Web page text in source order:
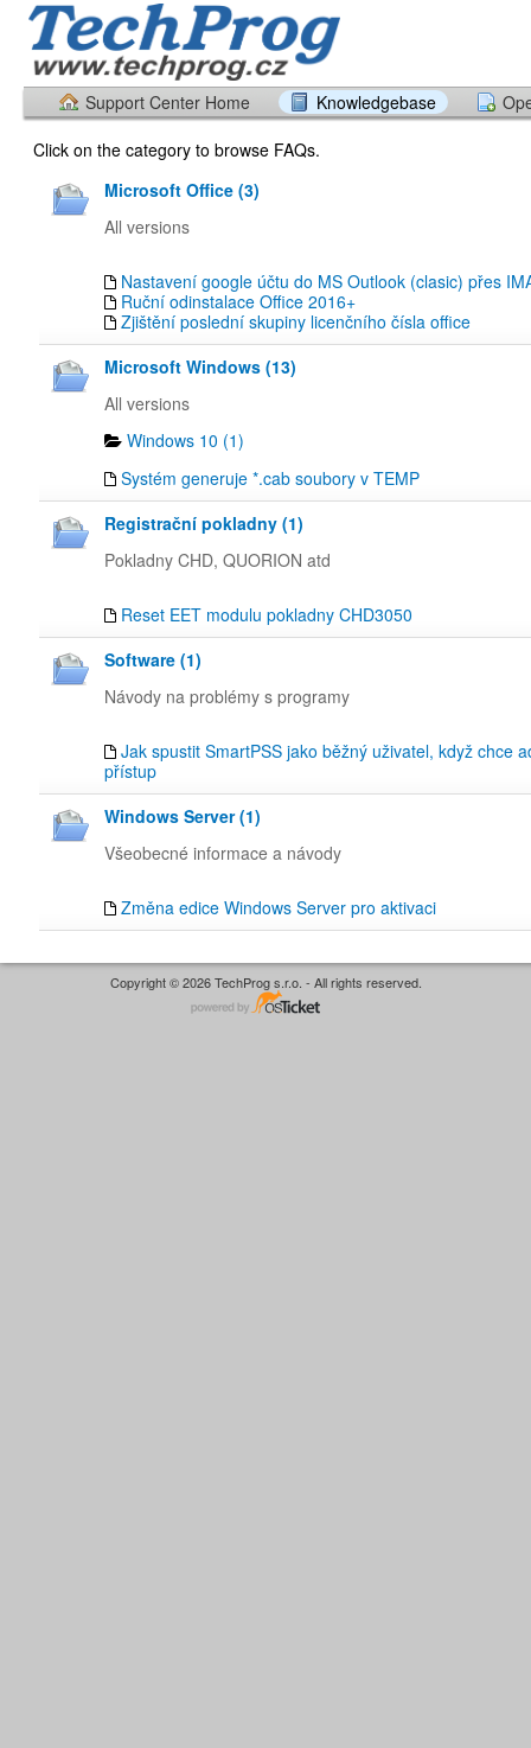
Support Center Home Knowledgebase
Click on the category to browse FAQs.
Microsoft Office (3)
All versions
Nastavení google účtu do MS Outlook (clasic) přes
Ruční odinstalace Office 2016+
Zjištění poslední skupiny licenčního čísla office
Microsoft Windows (13)
All versions
Windows 10 (1)
Systém generuje *.cab soubory v TEMP
Registrační pokladny (1)
Pokladny CHD, QUORION atd
Reset EET modulu pokladny CHD3050
Software (1)
Návody na problémy s programy
Jak spustit SmartPSS jako běžný uživatel, když chce
přístup
Windows Server (1)
Všeobecné informace a návody
Změna edice Windows Server pro aktivaci
Copyright © 2026 TechProg s.r.o. - All rights reserved.